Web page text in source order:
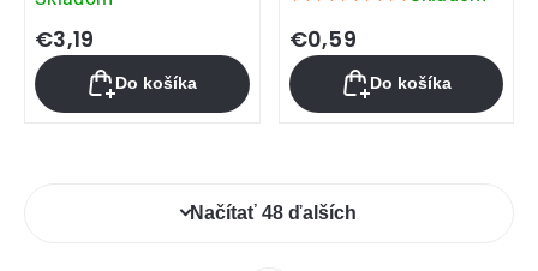
€3,19
Do košíka
hodnotenie
produktu
je
5,0
hviezdičiek.
€0,59
Do košíka
Ovládacie
Načítať 48 ďalších